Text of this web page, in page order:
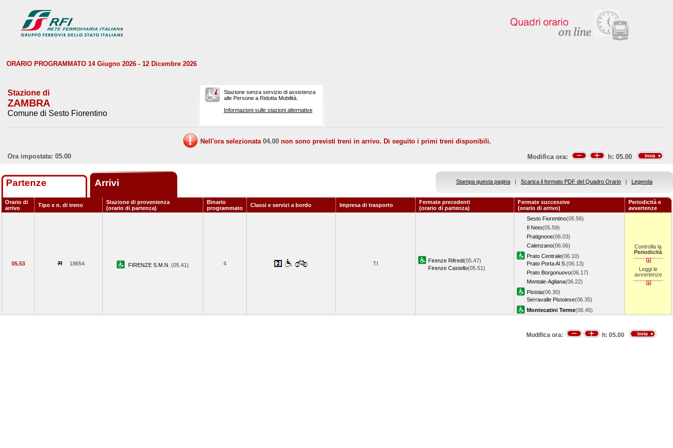
ORARIO PROGRAMMATO 14 Giugno 2026 - 12 Dicembre 2026
Stazione di
ZAMBRA
Comune di Sesto Fiorentino
Stazione senza servizio di assistenza
alle Persone a Ridotta Mobilità.
Informazioni sulle stazioni alternative
Nell'ora selezionata 04.00 non sono previsti treni in arrivo. Di seguito i primi treni disponibili.
Ora impostata: 05.00
Modifica ora: h: 05.00
Partenze Arrivi Stampa questa pagina | Scarica il formato PDF del Quadro Orario | Legenda
Orario di
arrivo
Tipo e n. di treno
Stazione di provenienza
(orario di partenza)
Binario
programmato
Classi e servizi a bordo Impresa di trasporto
Fermate precedenti
(orario di partenza)
Fermate successive
(orario di arrivo)
Periodicità e
avvertenze
05.53 18654 FIRENZE S.M.N. (05.41) 4 TI Firenze Rifredi(05.47)
Firenze Castello(05.51)
Sesto Fiorentino(05.56)
Il Neto(05.59)
Pratignone(06.03)
Calenzano(06.06)
Prato Centrale(06.10)
Prato Porta Al S. (06.13)
Prato Borgonuovo(06.17)
Montale-Agliana(06.22)
Pistoia(06.30)
Serravalle Pistoiese(06.35)
Montecatini Terme(06.45)
Controlla la
Periodicità
Leggi le
avvertenze
Modifica ora: h: 05.00